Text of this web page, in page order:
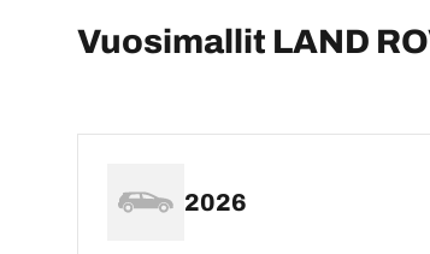
Vuosimallit LAND
2026